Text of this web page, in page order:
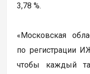
3,78 %.
«Московская
по регистрации
чтобы каждый